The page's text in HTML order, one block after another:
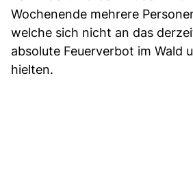
Wochenende mehrere
welche sich nicht an das
absolute Feuerverbot im Wald
hielten.